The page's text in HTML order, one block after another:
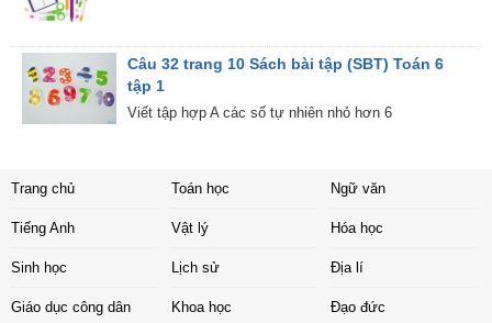
Câu 32 trang 10 Sách bài tập (SBT) Toán 6
tập 1
Viết tập hợp A các số tự nhiên nhỏ hơn 6
Trang chủ Toán học Ngữ văn
Tiếng Anh Vật lý Hóa học
Sinh học Lịch sử Địa lí
Giáo dục công dân Khoa học Đạo đức